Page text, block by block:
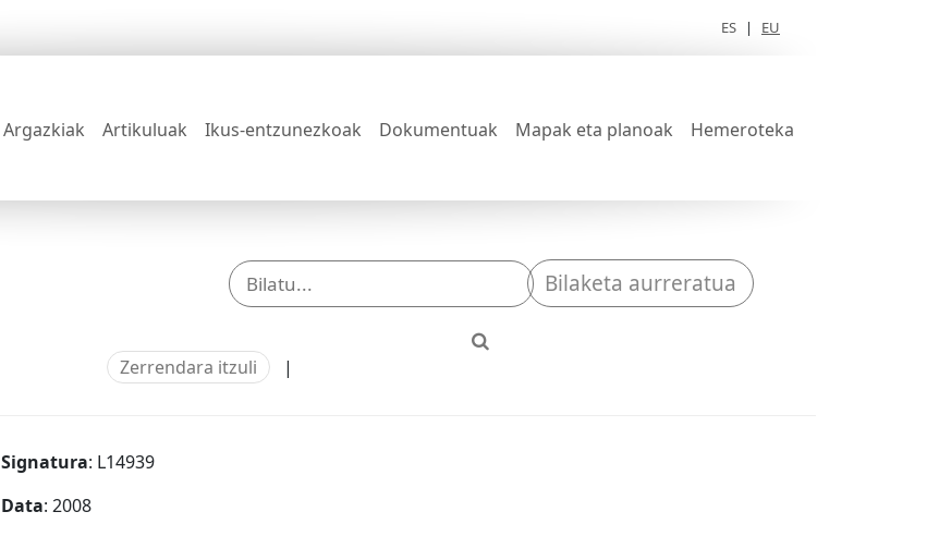
ES | EU
Argazkiak Artikuluak Ikus-entzunezkoak Dokumentuak Mapak eta planoak Hemeroteka
Bilaketa aurreratua
Zerrendara itzuli |
Signatura: L14939
Data: 2008